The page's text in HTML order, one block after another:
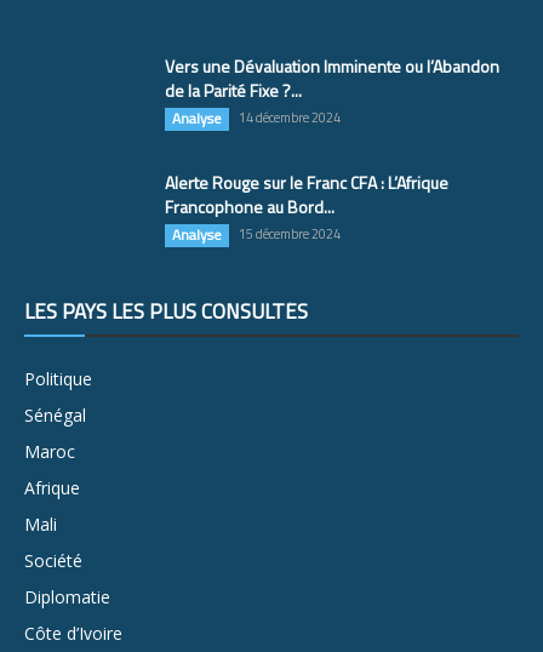
Vers une Dévaluation Imminente ou l’Abandon
de la Parité Fixe ?...
Analyse 14 décembre 2024
Alerte Rouge sur le Franc CFA : L’Afrique
Francophone au Bord...
Analyse 15 décembre 2024
LES PAYS LES PLUS CONSULTÉS
Politique
Sénégal
Maroc
Afrique
Mali
Société
Diplomatie
Côte d’Ivoire